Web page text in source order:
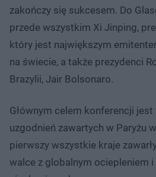
zakończy się sukcesem. Do
przede wszystkim Xi Jinping,
który jest największym
na świecie, a także prezydenci
Brazylii, Jair Bolsonaro.
Głównym celem konferencji
uzgodnień zawartych w Paryżu
pierwszy wszystkie kraje
walce z globalnym ociepleniem